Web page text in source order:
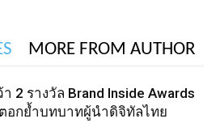
MORE FROM AUTHOR
า 2 รางวัล Brand Inside Awards
อกย้ำบทบาทผู้นำดิจิทัลไทย